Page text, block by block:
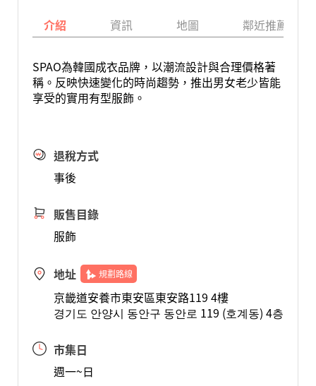
介紹 資訊 地圖 鄰近推薦景點
SPAO為韓國成衣品牌，以潮流設計與合理價格著
稱。反映快速變化的時尚趨勢，推出男女老少皆能
享受的實用有型服飾。
退稅方式
事後
販售目錄
服飾
地址 規劃路線
京畿道安養市東安區東安路119 4樓
경기도 안양시 동안구 동안로 119 (호계동) 4층
市集日
週一~日